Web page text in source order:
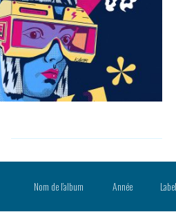
Nom de l’album Année Label